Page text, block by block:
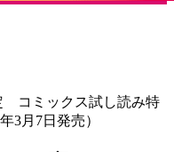
コミックス試し読み特
3月7日発売）